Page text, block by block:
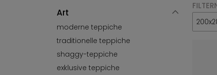
Art
moderne teppiche
traditionelle teppiche
shaggy-teppiche
exklusive teppiche